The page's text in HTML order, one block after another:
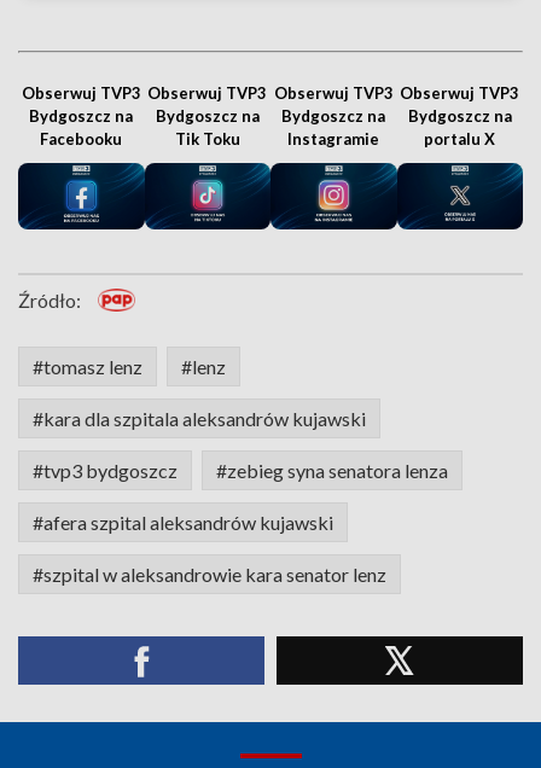
Obserwuj TVP3
Bydgoszcz na
Facebooku
Obserwuj TVP3
Bydgoszcz na
Tik Toku
Obserwuj TVP3
Bydgoszcz na
Instagramie
Obserwuj TVP3
Bydgoszcz na
portalu X
Źródło:
#tomasz lenz #lenz
#kara dla szpitala aleksandrów kujawski
#tvp3 bydgoszcz #zebieg syna senatora lenza
#afera szpital aleksandrów kujawski
#szpital w aleksandrowie kara senator lenz